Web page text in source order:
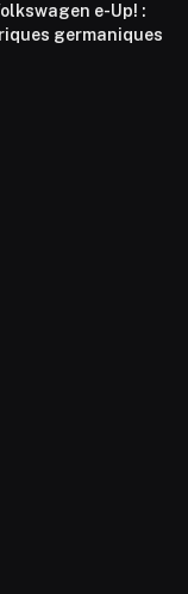
e-Up! :
germaniques